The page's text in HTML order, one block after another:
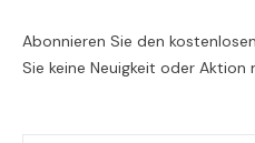
Abonnieren Sie den
Sie keine Neuigkeit oder Aktion